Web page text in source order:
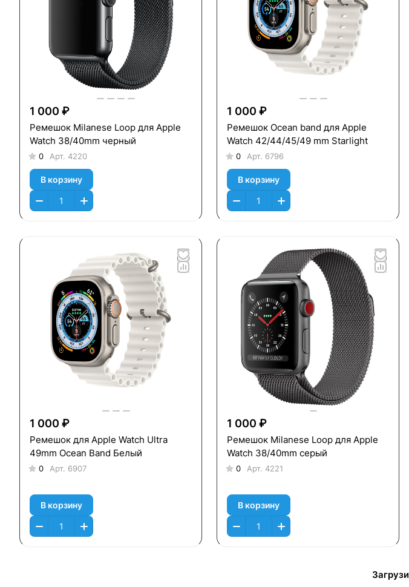
1 000 ₽
Ремешок Milanese Loop для Apple
Watch 38/40mm черный
0 Арт. 4220
В корзину
1 000 ₽
Ремешок Оcean band для Apple
Watch 42/44/45/49 mm Starlight
0 Арт. 6796
В корзину
1 000 ₽
Ремешок для Apple Watch Ultra
49mm Ocean Band Белый
0 Арт. 6907
В корзину
1 000 ₽
Ремешок Milanese Loop для Apple
Watch 38/40mm серый
0 Арт. 4221
В корзину